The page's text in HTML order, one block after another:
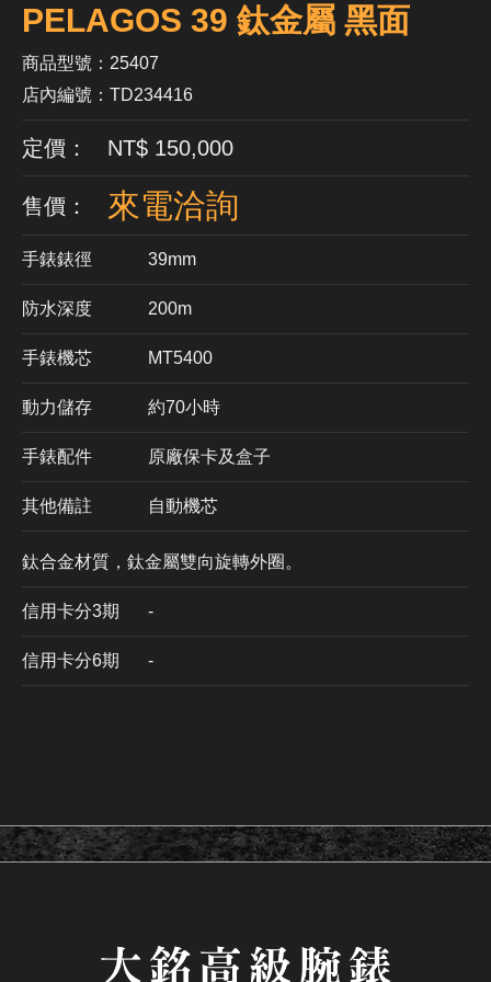
PELAGOS 39 鈦金屬 黑面
商品型號：25407
店內編號：TD234416
定價： NT$ 150,000
售價： 來電洽詢
手錶錶徑 39mm
防水深度 200m
手錶機芯 ​MT5400
動力儲存 約70小時
手錶配件 原廠保卡及盒子
其他備註 自動機芯
鈦合金材質，鈦金屬雙向旋轉外圈。
信用卡分3期 ​-
信用卡分6期 -